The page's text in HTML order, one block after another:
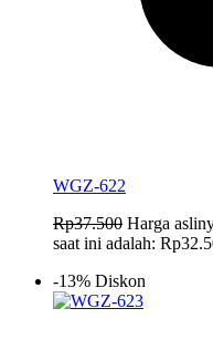
WGZ-622
Rp37.500 Harga
saat ini adalah:
-13% Diskon